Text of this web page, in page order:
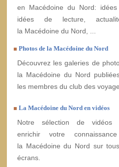
en Macédoine du Nord: idées
idées de lecture,
la Macédoine du Nord, ...
Photos de la Macédoine du Nord
Découvrez les galeries de
la Macédoine du Nord
les membres du club des
La Macédoine du Nord en vidéos
Notre sélection de vidéos
enrichir votre
la Macédoine du Nord sur
écrans.